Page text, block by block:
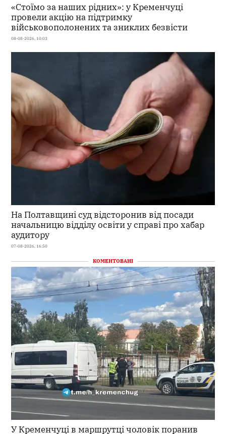
«Стоїмо за наших рідних»: у Кременчуці
провели акцію на підтримку
військовополонених та зниклих безвісти
08-08-2026, 10:03
На Полтавщині суд відсторонив від посади
начальницю відділу освіти у справі про хабар
аудитору
07-08-2026, 16:50
КОМЕНТОВАНІ
У Кременчуці в маршрутці чоловік поранив